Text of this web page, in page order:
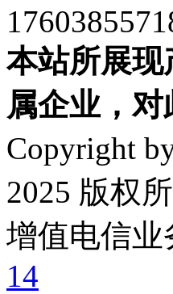
本站所展
属企业，
Copyright
2025 版权
增值电信业
14